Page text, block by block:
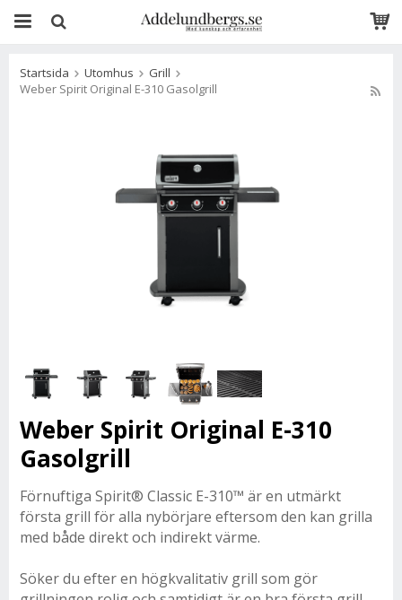
Startsida Utomhus
Grill
Weber Spirit Original E-310 Gasolgrill
Weber Spirit Original E-310
Gasolgrill
Förnuftiga Spirit® Classic E-310™ är en utmärkt
första grill för alla nybörjare eftersom den kan grilla
med både direkt och indirekt värme.
Söker du efter en högkvalitativ grill som gör